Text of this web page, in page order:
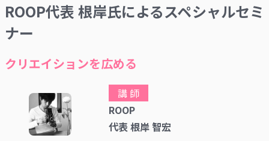
ROOP代表 根岸氏によるスペシャルセミ
ナー
クリエイションを広める
講 師
ROOP
代表 根岸 智宏